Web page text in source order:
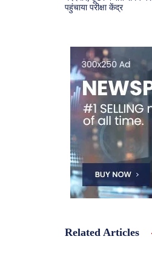
पहुंचाया परीक्षा केंद्र
Related Articles